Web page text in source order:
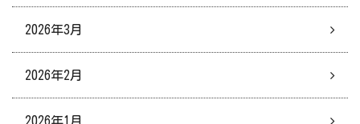
2026年3月
2026年2月
2026年1月